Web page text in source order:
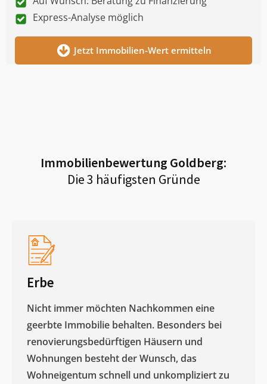
Express-Analyse möglich
Jetzt Immobilien-Wert ermitteln
Immobilienbewertung Goldberg:
Die 3 häufigsten Gründe
Erbe
Nicht immer möchten Nachkommen eine
geerbte Immobilie behalten. Besonders bei
renovierungsbedürftigen Häusern und
Wohnungen besteht der Wunsch, das
Wohneigentum schnell und unkompliziert zu